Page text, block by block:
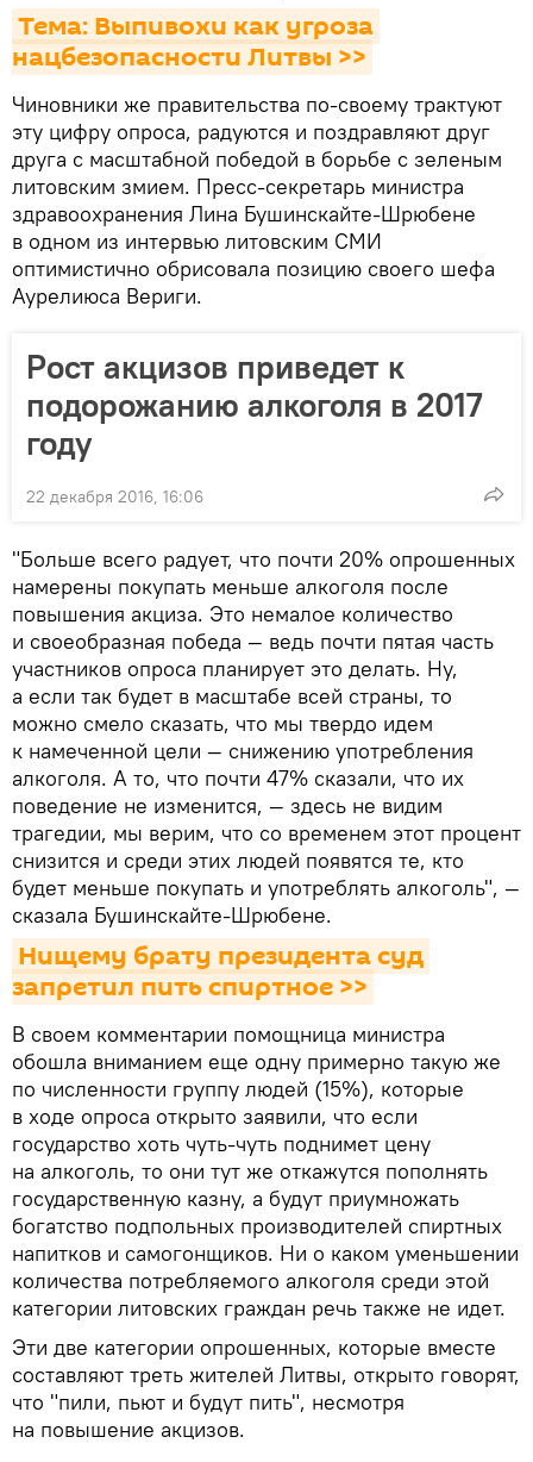
Тема: Выпивохи как угроза
нацбезопасности Литвы >>
Чиновники же правительства по-своему трактуют
эту цифру опроса, радуются и поздравляют друг
друга с масштабной победой в борьбе с зеленым
литовским змием. Пресс-секретарь министра
здравоохранения Лина Бушинскайте-Шрюбене
в одном из интервью литовским СМИ
оптимистично обрисовала позицию своего шефа
Аурелиюса Вериги.
Рост акцизов приведет к
подорожанию алкоголя в 2017
году
22 декабря 2016, 16:06
"Больше всего радует, что почти 20% опрошенных
намерены покупать меньше алкоголя после
повышения акциза. Это немалое количество
и своеобразная победа — ведь почти пятая часть
участников опроса планирует это делать. Ну,
а если так будет в масштабе всей страны, то
можно смело сказать, что мы твердо идем
к намеченной цели — снижению употребления
алкоголя. А то, что почти 47% сказали, что их
поведение не изменится, — здесь не видим
трагедии, мы верим, что со временем этот процент
снизится и среди этих людей появятся те, кто
будет меньше покупать и употреблять алкоголь", —
сказала Бушинскайте-Шрюбене.
Нищему брату президента суд
запретил пить спиртное >>
В своем комментарии помощница министра
обошла вниманием еще одну примерно такую же
по численности группу людей (15%), которые
в ходе опроса открыто заявили, что если
государство хоть чуть-чуть поднимет цену
на алкоголь, то они тут же откажутся пополнять
государственную казну, а будут приумножать
богатство подпольных производителей спиртных
напитков и самогонщиков. Ни о каком уменьшении
количества потребляемого алкоголя среди этой
категории литовских граждан речь также не идет.
Эти две категории опрошенных, которые вместе
составляют треть жителей Литвы, открыто говорят,
что "пили, пьют и будут пить", несмотря
на повышение акцизов.